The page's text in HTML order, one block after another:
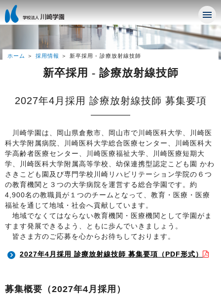
ホーム 採用情報 新卒採用 - 診療放射線技師
新卒採用 - 診療放射線技師
2027年4月採用 診療放射線技師 募集要項
川崎学園は、岡山県倉敷市、岡山市で川崎医科大学、川崎医
科大学附属病院、川崎医科大学総合医療センター、川崎医科大
学高齢者医療センター、川崎医療福祉大学、川崎医療短期大
学、川崎医科大学附属高等学校、幼保連携型認定こども園 かわ
さきこども園及び専門学校川崎リハビリテーション学院の６つ
の教育機関と３つの大学病院を運営する総合学園です。約
4,900名の教職員が１つのチームとなって、教育・医療・医療
福祉を通じて地域・社会へ貢献しています。
地域でなくてはならない教育機関・医療機関として学園がま
すます発展できるよう、ともに歩んでいきましょう。
皆さま方のご応募を心からお待ちしております。
2027年4月採用 診療放射線技師 募集要項（PDF形式）
募集概要（2027年4月採用）